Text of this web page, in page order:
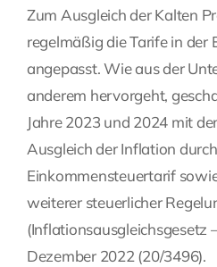
Zum Ausgleich der Kalten
regelmäßig die Tarife in der
angepasst. Wie aus der
anderem hervorgeht,
Jahre 2023 und 2024 mit
Ausgleich der Inflation
Einkommensteuertarif
weiterer steuerlicher
(Inflationsausgleichsgesetz
Dezember 2022 (20/3496).